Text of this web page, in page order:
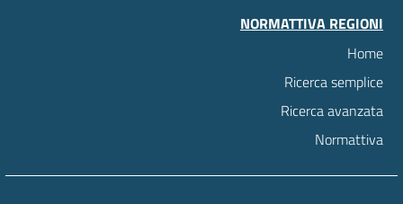
NORMATTIVA REGIONI
Home
Ricerca semplice
Ricerca avanzata
Normattiva